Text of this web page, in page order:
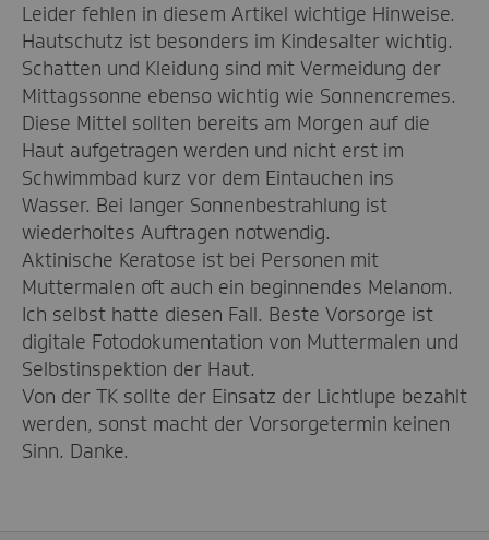
Leider fehlen in diesem Artikel wichtige Hinweise.
Hautschutz ist besonders im Kindesalter wichtig.
Schatten und Kleidung sind mit Vermeidung der
Mittagssonne ebenso wichtig wie Sonnencremes.
Diese Mittel sollten bereits am Morgen auf die
Haut aufgetragen werden und nicht erst im
Schwimmbad kurz vor dem Eintauchen ins
Wasser. Bei langer Sonnenbestrahlung ist
wiederholtes Auftragen notwendig.
Aktinische Keratose ist bei Personen mit
Muttermalen oft auch ein beginnendes Melanom.
Ich selbst hatte diesen Fall. Beste Vorsorge ist
digitale Fotodokumentation von Muttermalen und
Selbstinspektion der Haut.
Von der TK sollte der Einsatz der Lichtlupe bezahlt
werden, sonst macht der Vorsorgetermin keinen
Sinn. Danke.